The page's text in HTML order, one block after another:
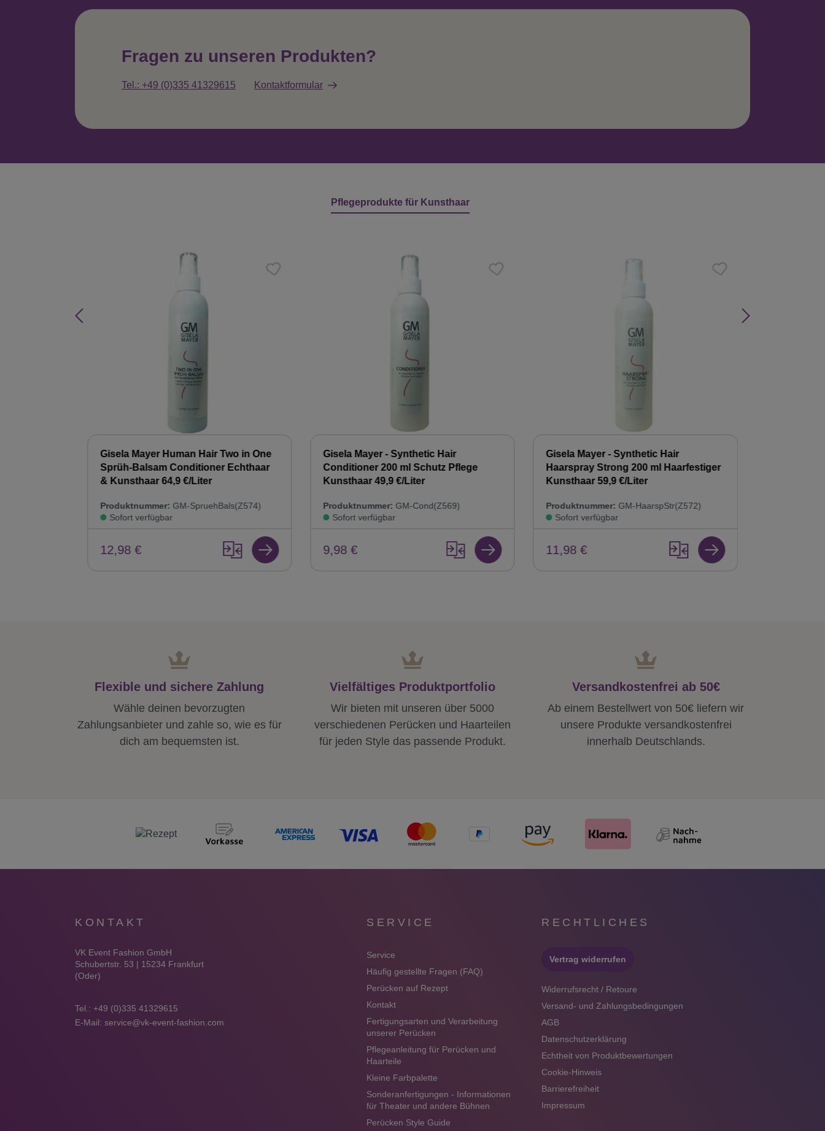
Fragen zu unseren Produkten?
Tel.: +49 (0)335 41329615 Kontaktformular
Pflegeprodukte für Kunsthaar
Gisela Mayer Human Hair Two in One
Sprüh-Balsam Conditioner Echthaar
& Kunsthaar 64,9 €/Liter
Produktnummer: GM-SpruehBals(Z574)
Sofort verfügbar
12,98 €
Gisela Mayer - Synthetic Hair
Conditioner 200 ml Schutz Pflege
Kunsthaar 49,9 €/Liter
Produktnummer: GM-Cond(Z569)
Sofort verfügbar
9,98 €
Gisela Mayer - Synthetic Hair
Haarspray Strong 200 ml Haarfestiger
Kunsthaar 59,9 €/Liter
Produktnummer: GM-HaarspStr(Z572)
Sofort verfügbar
11,98 €
Flexible und sichere Zahlung
Wähle deinen bevorzugten
Zahlungsanbieter und zahle so, wie es für
dich am bequemsten ist.
Vielfältiges Produktportfolio
Wir bieten mit unseren über 5000
verschiedenen Perücken und Haarteilen
für jeden Style das passende Produkt.
Versandkostenfrei ab 50€
Ab einem Bestellwert von 50€ liefern wir
unsere Produkte versandkostenfrei
innerhalb Deutschlands.
KONTAKT
VK Event Fashion GmbH
Schubertstr. 53 | 15234 Frankfurt
(Oder)
Tel.: +49 (0)335 41329615
E-Mail: service@vk-event-fashion.com
SERVICE
Service
Häufig gestellte Fragen (FAQ)
Perücken auf Rezept
Kontakt
Fertigungsarten und Verarbeitung
unserer Perücken
Pflegeanleitung für Perücken und
Haarteile
Kleine Farbpalette
Sonderanfertigungen - Informationen
für Theater und andere Bühnen
Perücken Style Guide
RECHTLICHES
Vertrag widerrufen
Widerrufsrecht / Retoure
Versand- und Zahlungsbedingungen
AGB
Datenschutzerklärung
Echtheit von Produktbewertungen
Cookie-Hinweis
Barrierefreiheit
Impressum